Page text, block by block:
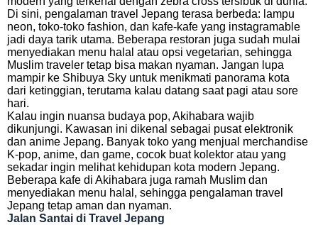
Di sini, pengalaman travel Jepang terasa berbeda: lampu
neon, toko-toko fashion, dan kafe-kafe yang instagramable
jadi daya tarik utama. Beberapa restoran juga sudah mulai
menyediakan menu halal atau opsi vegetarian, sehingga
Muslim traveler tetap bisa makan nyaman. Jangan lupa
mampir ke Shibuya Sky untuk menikmati panorama kota
dari ketinggian, terutama kalau datang saat pagi atau sore
hari.
Kalau ingin nuansa budaya pop, Akihabara wajib
dikunjungi. Kawasan ini dikenal sebagai pusat elektronik
dan anime Jepang. Banyak toko yang menjual merchandise
K-pop, anime, dan game, cocok buat kolektor atau yang
sekadar ingin melihat kehidupan kota modern Jepang.
Beberapa kafe di Akihabara juga ramah Muslim dan
menyediakan menu halal, sehingga pengalaman travel
Jepang tetap aman dan nyaman.
Jalan Santai di Travel Jepang